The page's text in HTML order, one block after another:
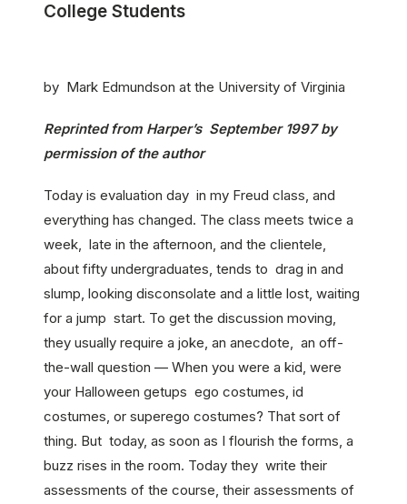
College Students
by Mark Edmundson at the University of Virginia
Reprinted from Harper’s September 1997 by
permission of the author
Today is evaluation day in my Freud class, and
everything has changed. The class meets twice a
week, late in the afternoon, and the clientele,
about fifty undergraduates, tends to drag in and
slump, looking disconsolate and a little lost, waiting
for a jump start. To get the discussion moving,
they usually require a joke, an anecdote, an off-
the-wall question — When you were a kid, were
your Halloween getups ego costumes, id
costumes, or superego costumes? That sort of
thing. But today, as soon as I flourish the forms, a
buzz rises in the room. Today they write their
assessments of the course, their assessments of